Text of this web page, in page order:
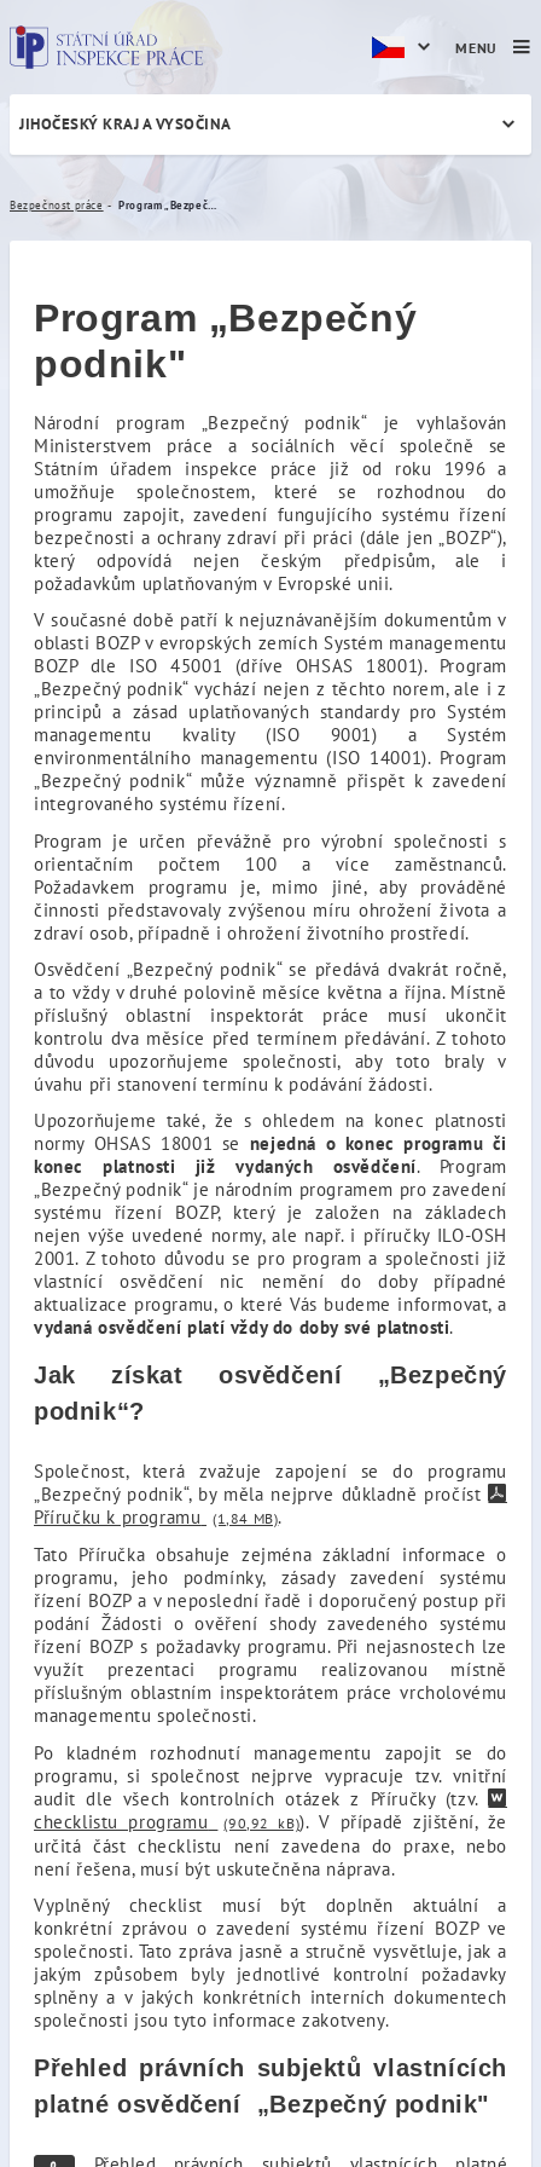
Program „Bezpečný
JIHOČESKÝ KRAJ A VYSOČINA
Bezpečnost práce
Program „Bezpečný
podnik"
Národní program „Bezpečný podnik“ je vyhlašován
Ministerstvem práce a sociálních věcí společně se
Státním úřadem inspekce práce již od roku 1996 a
umožňuje společnostem, které se rozhodnou do
programu zapojit, zavedení fungujícího systému řízení
bezpečnosti a ochrany zdraví při práci (dále jen „BOZP“),
který odpovídá nejen českým předpisům, ale i
požadavkům uplatňovaným v Evropské unii.
V současné době patří k nejuznávanějším dokumentům v
oblasti BOZP v evropských zemích Systém managementu
BOZP dle ISO 45001 (dříve OHSAS 18001). Program
„Bezpečný podnik“ vychází nejen z těchto norem, ale i z
principů a zásad uplatňovaných standardy pro Systém
managementu kvality (ISO 9001) a Systém
environmentálního managementu (ISO 14001). Program
„Bezpečný podnik“ může významně přispět k zavedení
integrovaného systému řízení.
Program je určen převážně pro výrobní společnosti s
orientačním počtem 100 a více zaměstnanců.
Požadavkem programu je, mimo jiné, aby prováděné
činnosti představovaly zvýšenou míru ohrožení života a
zdraví osob, případně i ohrožení životního prostředí.
Osvědčení „Bezpečný podnik“ se předává dvakrát ročně,
a to vždy v druhé polovině měsíce května a října. Místně
příslušný oblastní inspektorát práce musí ukončit
kontrolu dva měsíce před termínem předávání. Z tohoto
důvodu upozorňujeme společnosti, aby toto braly v
úvahu při stanovení termínu k podávání žádosti.
Upozorňujeme také, že s ohledem na konec platnosti
normy OHSAS 18001 se nejedná o konec programu či
konec platnosti již vydaných osvědčení. Program
„Bezpečný podnik“ je národním programem pro zavedení
systému řízení BOZP, který je založen na základech
nejen výše uvedené normy, ale např. i příručky ILO-OSH
2001. Z tohoto důvodu se pro program a společnosti již
vlastnící osvědčení nic nemění do doby případné
aktualizace programu, o které Vás budeme informovat, a
vydaná osvědčení platí vždy do doby své platnosti.
Jak získat osvědčení „Bezpečný
podnik“?
Společnost, která zvažuje zapojení se do programu
„Bezpečný podnik“, by měla nejprve důkladně pročíst
Příručku k programu
(1,84 MB).
Tato Příručka obsahuje zejména základní informace o
programu, jeho podmínky, zásady zavedení systému
řízení BOZP a v neposlední řadě i doporučený postup při
podání Žádosti o ověření shody zavedeného systému
řízení BOZP s požadavky programu. Při nejasnostech lze
využít prezentaci programu realizovanou místně
příslušným oblastním inspektorátem práce vrcholovému
managementu společnosti.
Po kladném rozhodnutí managementu zapojit se do
programu, si společnost nejprve vypracuje tzv. vnitřní
audit dle všech kontrolních otázek z Příručky (tzv.
checklistu programu
(90,92 kB)). V případě zjištění, že
určitá část checklistu není zavedena do praxe, nebo
není řešena, musí být uskutečněna náprava.
Vyplněný checklist musí být doplněn aktuální a
konkrétní zprávou o zavedení systému řízení BOZP ve
společnosti. Tato zpráva jasně a stručně vysvětluje, jak a
jakým způsobem byly jednotlivé kontrolní požadavky
splněny a v jakých konkrétních interních dokumentech
společnosti jsou tyto informace zakotveny.
Přehled právních subjektů vlastnících
platné osvědčení „Bezpečný podnik"
MENU